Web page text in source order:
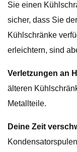
Sie einen
sicher, dass Sie
Kühlschränke
erleichtern, sind
Verletzungen an
älteren
Metallteile.
Deine Zeit